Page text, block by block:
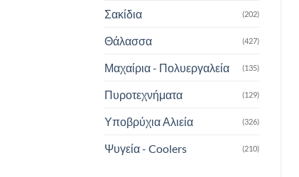
Σακίδια (202)
Θάλασσα (427)
Μαχαίρια - Πολυεργαλεία (135)
Πυροτεχνήματα (129)
Υποβρύχια Αλιεία (326)
Ψυγεία - Coolers (210)